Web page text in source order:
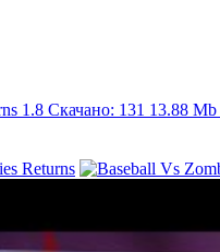
1.8 Скачано: 131 13.88 Mb